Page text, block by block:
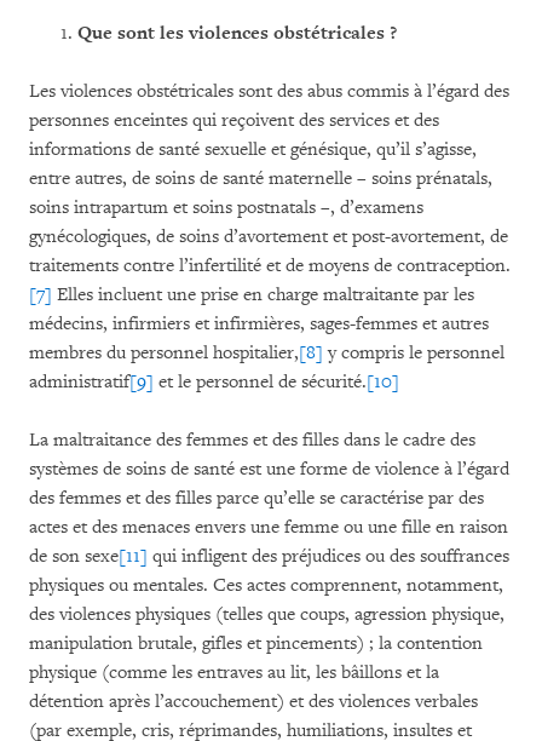
Que sont les violences obstétricales ?
Les violences obstétricales sont des abus commis à l’égard des
personnes enceintes qui reçoivent des services et des
informations de santé sexuelle et génésique, qu’il s’agisse,
entre autres, de soins de santé maternelle – soins prénatals,
soins intrapartum et soins postnatals –, d’examens
gynécologiques, de soins d’avortement et post-avortement, de
traitements contre l’infertilité et de moyens de contraception.
[7] Elles incluent une prise en charge maltraitante par les
médecins, infirmiers et infirmières, sages-femmes et autres
membres du personnel hospitalier,[8] y compris le personnel
administratif[9] et le personnel de sécurité.[10]
La maltraitance des femmes et des filles dans le cadre des
systèmes de soins de santé est une forme de violence à l’égard
des femmes et des filles parce qu’elle se caractérise par des
actes et des menaces envers une femme ou une fille en raison
de son sexe[11] qui infligent des préjudices ou des souffrances
physiques ou mentales. Ces actes comprennent, notamment,
des violences physiques (telles que coups, agression physique,
manipulation brutale, gifles et pincements) ; la contention
physique (comme les entraves au lit, les bâillons et la
détention après l’accouchement) et des violences verbales
(par exemple, cris, réprimandes, humiliations, insultes et